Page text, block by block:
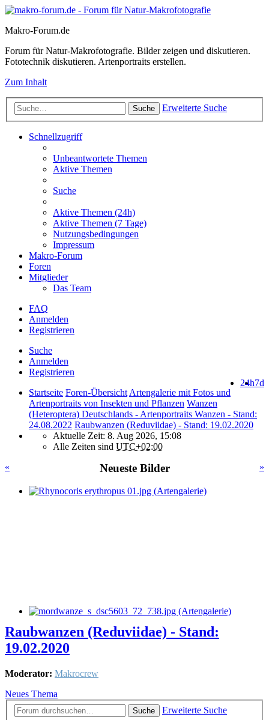
Makro-Forum.de
Forum für Natur-Makrofotografie. Bilder zeigen und diskutieren.
Fototechnik diskutieren. Artenportraits erstellen.
Zum Inhalt
Suche Erweiterte Suche
Schnellzugriff
Unbeantwortete Themen
Aktive Themen
Suche
Aktive Themen (24h)
Aktive Themen (7 Tage)
Nutzungsbedingungen
Impressum
Makro-Forum
Foren
Mitglieder
Das Team
FAQ
Anmelden
Registrieren
Suche
Anmelden
Registrieren
7d
24h
Startseite Foren-Übersicht Artengalerie mit Fotos und
Artenportraits von Insekten und Pflanzen Wanzen
(Heteroptera) Deutschlands - Artenportraits Wanzen - Stand:
24.08.2022 Raubwanzen (Reduviidae) - Stand: 19.02.2020
Aktuelle Zeit: 8. Aug 2026, 15:08
Alle Zeiten sind UTC+02:00
«
»
Neueste Bilder
Raubwanzen (Reduviidae) - Stand:
19.02.2020
Moderator: Makrocrew
Neues Thema
Suche
Erweiterte Suche